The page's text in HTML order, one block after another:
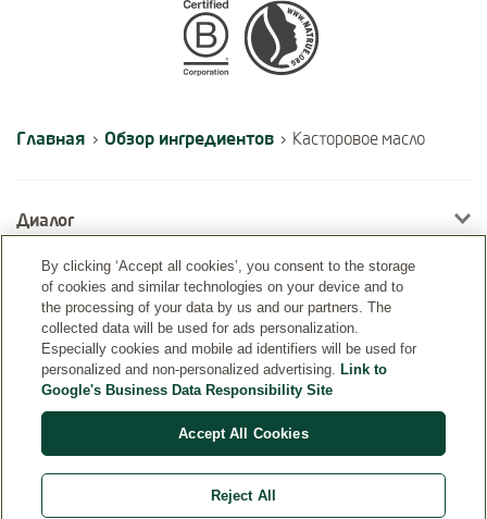
Certifications
Главная › Обзор ингредиентов › Касторовое масло
Диалог
Информация
By clicking ‘Accept all cookies’, you consent to the storage
of cookies and similar technologies on your device and to
the processing of your data by us and our partners. The
collected data will be used for ads personalization.
Especially cookies and mobile ad identifiers will be used for
personalized and non-personalized advertising. Link to
Google's Business Data Responsibility Site
Accept All Cookies
Reject All